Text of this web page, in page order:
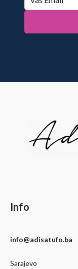
Info
info@adisatufo.ba
Sarajevo